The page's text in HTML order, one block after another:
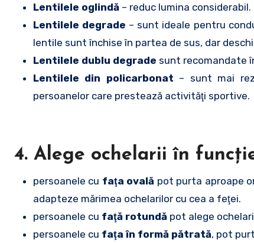
Lentilele oglindă – reduc lumina considerabil.
Lentilele degrade – sunt ideale pentru
lentile sunt închise în partea de sus, dar
Lentilele dublu degrade sunt recomandate
Lentilele din policarbonat – sunt mai
persoanelor care prestează activităţi sportive.
4. Alege ochelarii în
persoanele cu faţa ovală pot purta aproape
adapteze mărimea ochelarilor cu cea a feţei.
persoanele cu faţă rotundă pot alege
persoanele cu faţa în formă pătrată, pot